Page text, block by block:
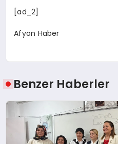
[ad_2]
Afyon Haber
Benzer Haberler